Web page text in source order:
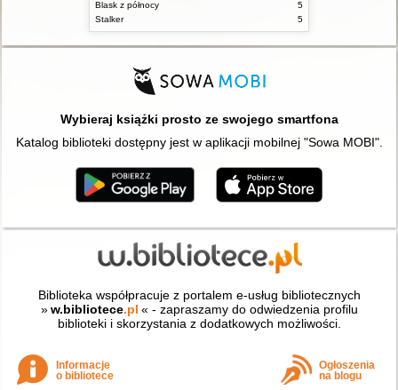
Blask z północy
5
Stalker
5
Wybieraj książki prosto ze swojego smartfona
Katalog biblioteki dostępny jest w aplikacji mobilnej "Sowa MOBI".
Biblioteka współpracuje z portalem e-usług bibliotecznych
» w.bibliotece.pl « - zapraszamy do odwiedzenia profilu
biblioteki i skorzystania z dodatkowych możliwości.
Informacje
o bibliotece
Ogłoszenia
na blogu